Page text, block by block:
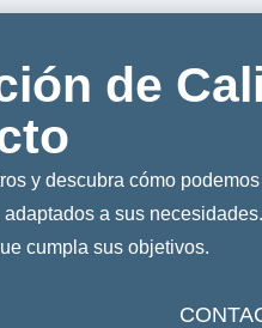
de
y descubra cómo
a sus
cumpla sus objetivos.